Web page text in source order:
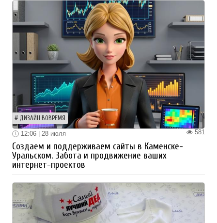
ДИЗАЙН ВОВРЕМЯ
581
12:06 | 28 июля
Создаем и поддерживаем сайты в Каменске-
Уральском. Забота и продвижение ваших
интернет-проектов